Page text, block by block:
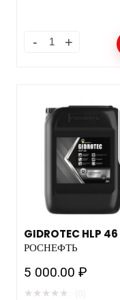
GIDROTEC HLP 46 20л.
РОСНЕФТЬ
5 000.00₽
★ ★ ★ ★ ★